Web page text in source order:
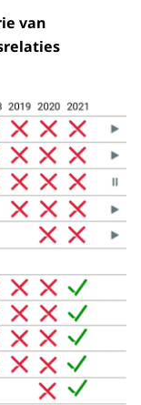
van